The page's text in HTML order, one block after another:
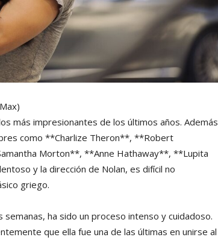
más impresionantes de los últimos años. Además
como **Charlize Theron**, **Robert
Morton**, **Anne Hathaway**, **Lupita
y la dirección de Nolan, es difícil no
griego.
ha sido un proceso intenso y cuidadoso.
que ella fue una de las últimas en unirse al